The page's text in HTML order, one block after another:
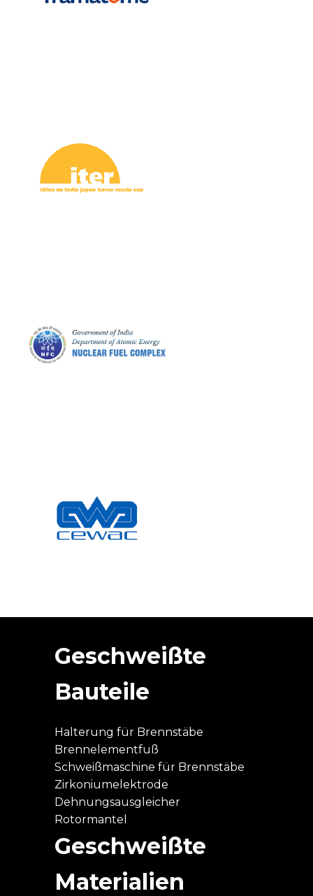
Geschweißte
Bauteile
Halterung für Brennstäbe
Brennelementfuß
Schweißmaschine für Brennstäbe
Zirkoniumelektrode
Dehnungsausgleicher
Rotormantel
Geschweißte
Materialien